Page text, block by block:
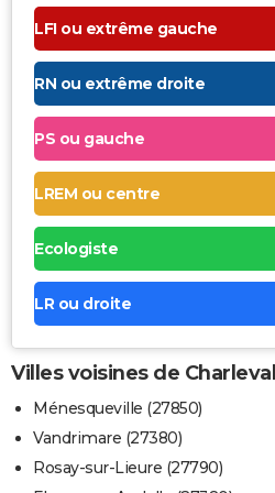
LFI ou extrême gauche
RN ou extrême droite
PS ou gauche
LREM ou centre
Ecologiste
LR ou droite
Villes voisines de Charleval
Ménesqueville (27850)
Vandrimare (27380)
Rosay-sur-Lieure (27790)